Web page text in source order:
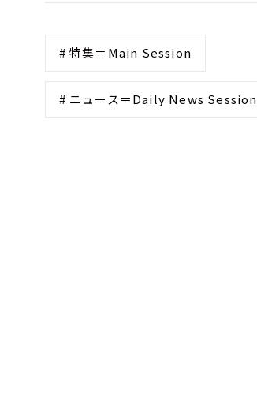
# 特集＝Main Session
# ニュース＝Daily News Session